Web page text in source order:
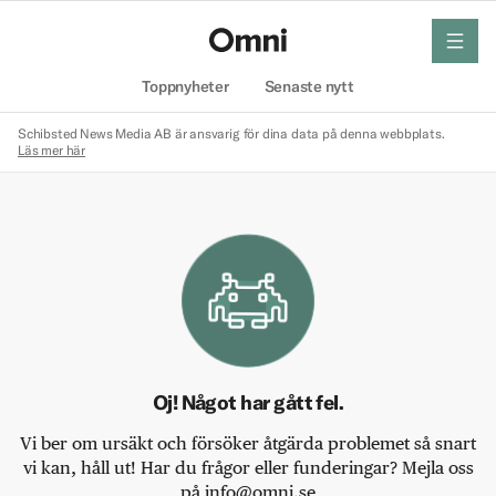
Toppnyheter Senaste nytt
meny
Schibsted News Media AB är ansvarig för dina data på denna webbplats.
Läs mer här
Oj! Något har gått fel.
Vi ber om ursäkt och försöker åtgärda problemet så snart
vi kan, håll ut! Har du frågor eller funderingar? Mejla oss